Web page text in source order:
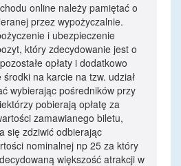
online należy pamiętać o
przez wypożyczalnie.
i ubezpieczenie
który zdecydowanie jest o
opłaty i dodatkowo
na karcie na tzw. udział
wybierając pośredników przy
pobierają opłatę za
zamawianego biletu,
się zdziwić odbierając
nominalnej np 25 za który
większość atrakcji w